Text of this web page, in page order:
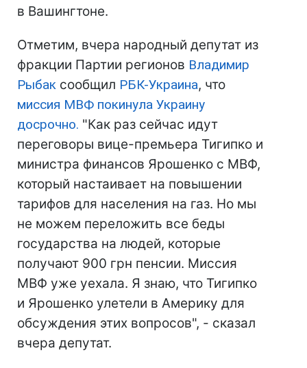
в Вашингтоне.
Отметим, вчера народный депутат из
фракции Партии регионов Владимир
Рыбак сообщил РБК-Украина, что
миссия МВФ покинула Украину
досрочно. "Как раз сейчас идут
переговоры вице-премьера Тигипко и
министра финансов Ярошенко с МВФ,
который настаивает на повышении
тарифов для населения на газ. Но мы
не можем переложить все беды
государства на людей, которые
получают 900 грн пенсии. Миссия
МВФ уже уехала. Я знаю, что Тигипко
и Ярошенко улетели в Америку для
обсуждения этих вопросов", - сказал
вчера депутат.